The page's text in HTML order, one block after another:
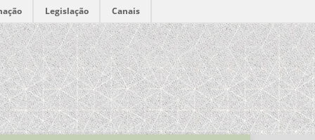
Legislação Canais